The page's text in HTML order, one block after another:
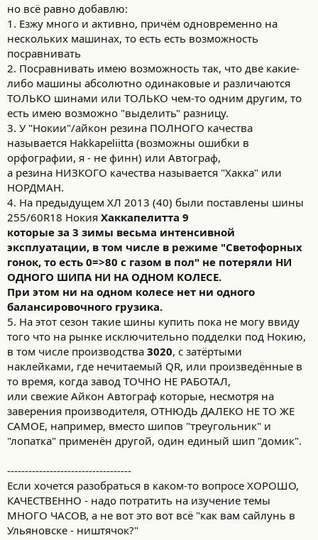
но всё равно добавлю:
1. Езжу много и активно, причём одновременно на
нескольких машинах, то есть есть возможность
посравнивать
2. Посравнивать имею возможность так, что две какие-
либо машины абсолютно одинаковые и различаются
ТОЛЬКО шинами или ТОЛЬКО чем-то одним другим, то
есть имею возможно "выделить" разницу.
3. У "Нокии"/айкон резина ПОЛНОГО качества
называется Hakkapeliitta (возможны ошибки в
орфографии, я - не финн) или Автограф,
а резина НИЗКОГО качества называется "Хакка" или
НОРДМАН.
4. На предыдущем ХЛ 2013 (40) были поставлены шины
255/60R18 Нокия Хаккапелитта 9
которые за 3 зимы весьма интенсивной
эксплуатации, в том числе в режиме "Светофорных
гонок, то есть 0=>80 c газом в пол" не потеряли НИ
ОДНОГО ШИПА НИ НА ОДНОМ КОЛЕСЕ.
При этом ни на одном колесе нет ни одного
балансировочного грузика.
5. На этот сезон такие шины купить пока не могу ввиду
того что на рынке исключительно подделки под Нокию,
в том числе производства 3020, с затёртыми
наклейками, где нечитаемый QR, или произведённые в
то время, когда завод ТОЧНО НЕ РАБОТАЛ,
или свежие Айкон Автограф которые, несмотря на
заверения производителя, ОТНЮДЬ ДАЛЕКО НЕ ТО ЖЕ
САМОЕ, например, вместо шипов "треугольник" и
"лопатка" применён другой, один единый шип "домик".
-----------------------------------
Если хочется разобраться в каком-то вопросе ХОРОШО,
КАЧЕСТВЕННО - надо потратить на изучение темы
МНОГО ЧАСОВ, а не вот это вот всё "как вам сайлунь в
Ульяновске - ништячок?"